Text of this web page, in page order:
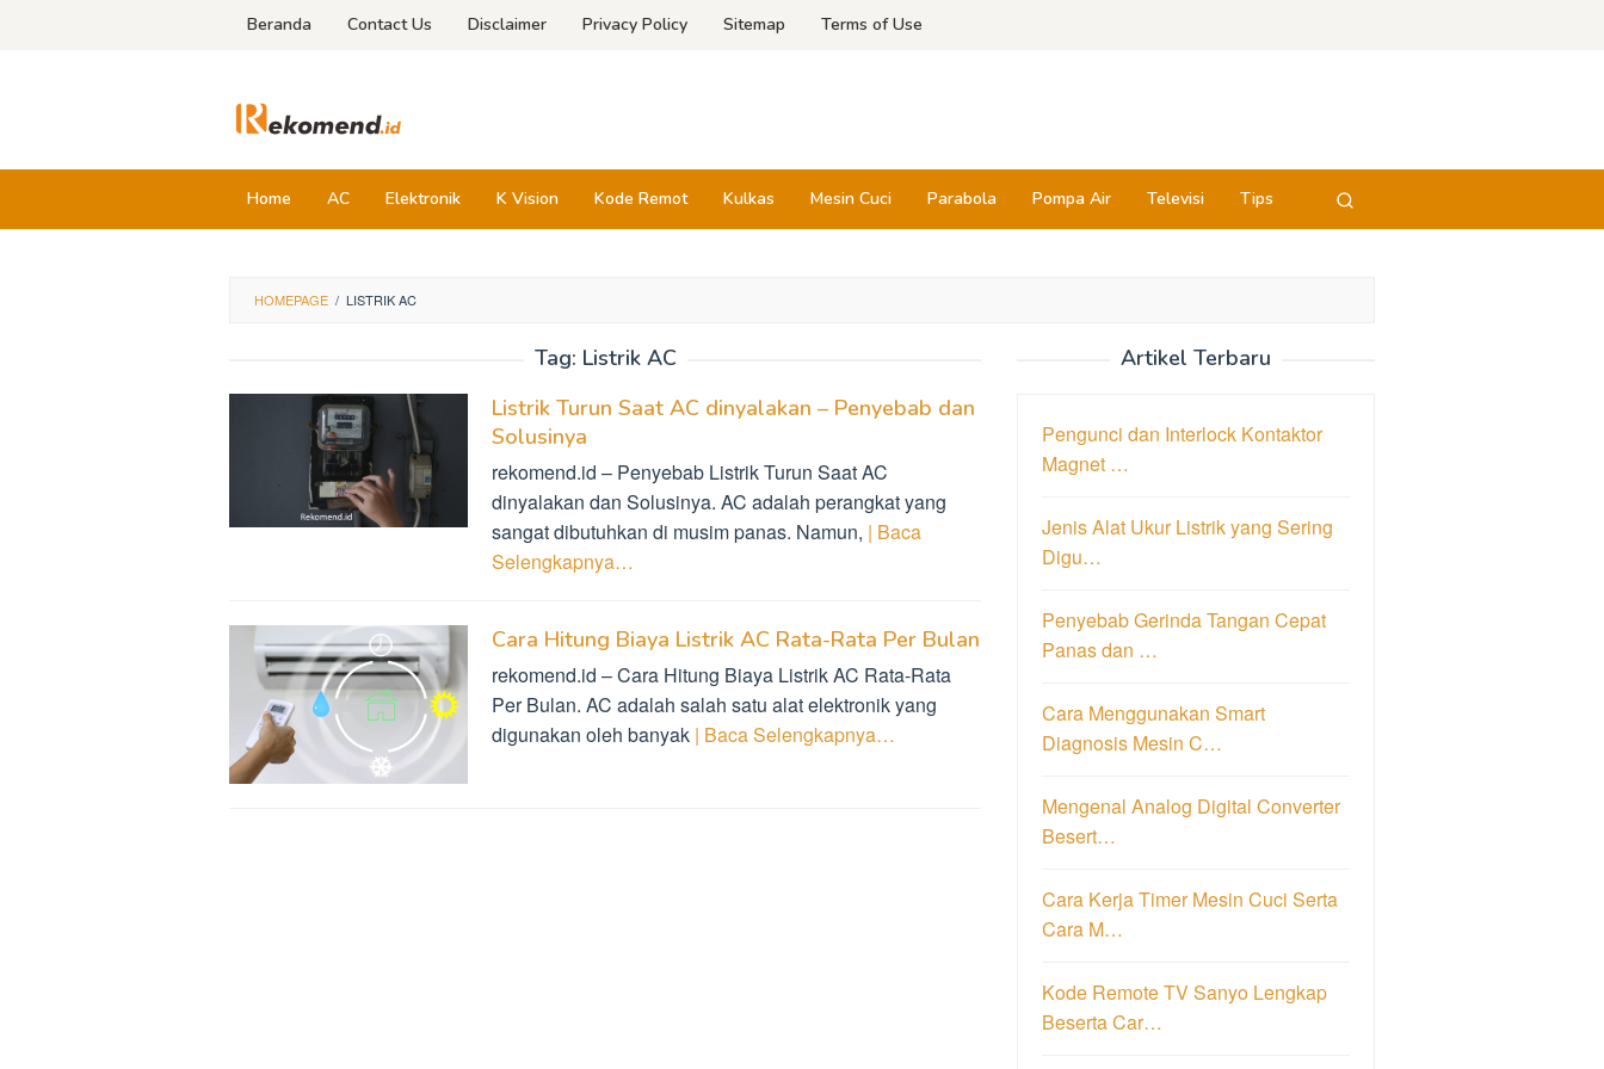
Beranda Contact Us Disclaimer Privacy Policy Sitemap Terms of Use
Home AC Elektronik K Vision Kode Remot Kulkas Mesin Cuci Parabola Pompa Air Televisi Tips
HOMEPAGE / LISTRIK AC
Tag: Listrik AC
Listrik Turun Saat AC dinyalakan – Penyebab dan
Solusinya
rekomend.id – Penyebab Listrik Turun Saat AC
dinyalakan dan Solusinya. AC adalah perangkat yang
sangat dibutuhkan di musim panas. Namun, | Baca
Selengkapnya…
Cara Hitung Biaya Listrik AC Rata-Rata Per Bulan
rekomend.id – Cara Hitung Biaya Listrik AC Rata-Rata
Per Bulan. AC adalah salah satu alat elektronik yang
digunakan oleh banyak | Baca Selengkapnya…
Artikel Terbaru
Pengunci dan Interlock Kontaktor
Magnet …
Jenis Alat Ukur Listrik yang Sering
Digu…
Penyebab Gerinda Tangan Cepat
Panas dan …
Cara Menggunakan Smart
Diagnosis Mesin C…
Mengenal Analog Digital Converter
Besert…
Cara Kerja Timer Mesin Cuci Serta
Cara M…
Kode Remote TV Sanyo Lengkap
Beserta Car…